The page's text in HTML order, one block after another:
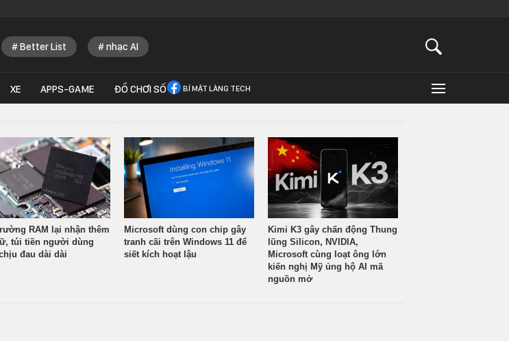
Better List nhạc AI
XE APPS-GAME ĐỒ CHƠI SỐ BÍ MẬT LÀNG TECH
RAM lại nhận thêm
túi tiền người dùng
đau dài dài
Microsoft dùng con chip gây
tranh cãi trên Windows 11 để
siết kích hoạt lậu
Kimi K3 gây chấn động Thung
lũng Silicon, NVIDIA,
Microsoft cùng loạt ông lớn
kiến nghị Mỹ ủng hộ AI mã
nguồn mở